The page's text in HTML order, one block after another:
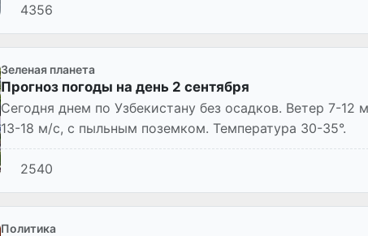
4356
Зеленая планета
Прогноз погоды на день 2 сентября
Сегодня днем по Узбекистану без осадков. Ветер 7-
13-18 м/с, с пыльным поземком. Температура 30-35°.
2540
Политика